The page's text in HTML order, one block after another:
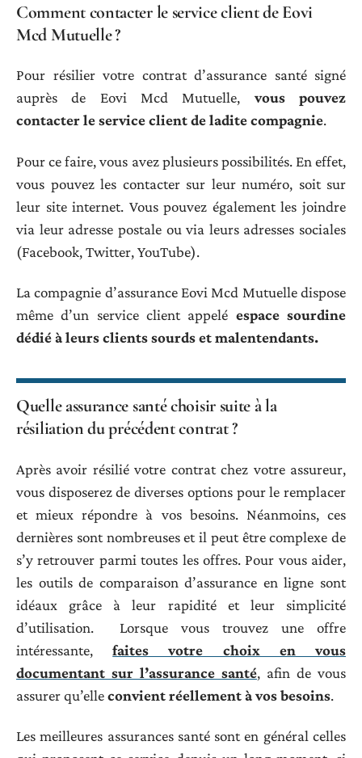
Comment contacter le service client de Eovi
Mcd Mutuelle ?
Pour résilier votre contrat d’assurance santé signé
auprès de Eovi Mcd Mutuelle, vous pouvez
contacter le service client de ladite compagnie.
Pour ce faire, vous avez plusieurs possibilités. En effet,
vous pouvez les contacter sur leur numéro, soit sur
leur site internet. Vous pouvez également les joindre
via leur adresse postale ou via leurs adresses sociales
(Facebook, Twitter, YouTube).
La compagnie d’assurance Eovi Mcd Mutuelle dispose
même d’un service client appelé espace sourdine
dédié à leurs clients sourds et malentendants.
Quelle assurance santé choisir suite à la
résiliation du précédent contrat ?
Après avoir résilié votre contrat chez votre assureur,
vous disposerez de diverses options pour le remplacer
et mieux répondre à vos besoins. Néanmoins, ces
dernières sont nombreuses et il peut être complexe de
s’y retrouver parmi toutes les offres. Pour vous aider,
les outils de comparaison d’assurance en ligne sont
idéaux grâce à leur rapidité et leur simplicité
d’utilisation. Lorsque vous trouvez une offre
intéressante,faites votre choix en vous
documentant sur l’assurance santé, afin de vous
assurer qu’elleconvient réellement à vos besoins.
Les meilleures assurances santé sont en général celles